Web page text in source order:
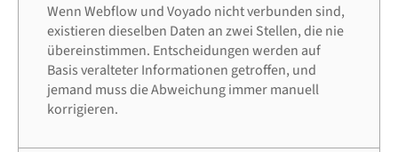
Wenn Webflow und Voyado nicht verbunden sind,
existieren dieselben Daten an zwei Stellen, die nie
übereinstimmen. Entscheidungen werden auf
Basis veralteter Informationen getroffen, und
jemand muss die Abweichung immer manuell
korrigieren.